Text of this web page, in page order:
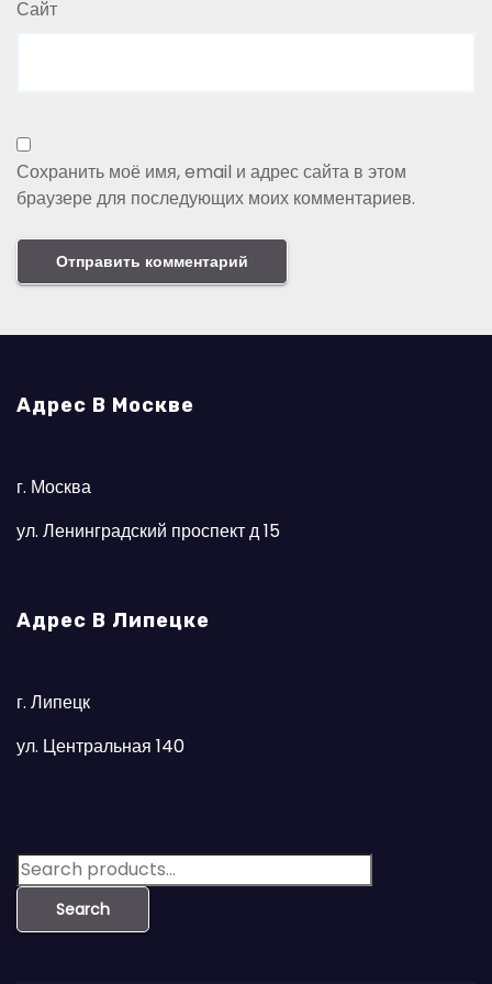
Сайт
Сохранить моё имя, email и адрес сайта в этом
браузере для последующих моих комментариев.
Адрес В Москве
г. Москва
ул. Ленинградский проспект д 15
Адрес В Липецке
г. Липецк
ул. Центральная 140
S
e
Search